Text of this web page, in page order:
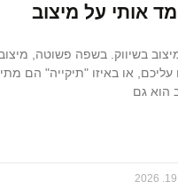
על מיצוב
בשפה פשוטה, מיצוב זה מה
"תיקייה" הם מתייקים אתכם